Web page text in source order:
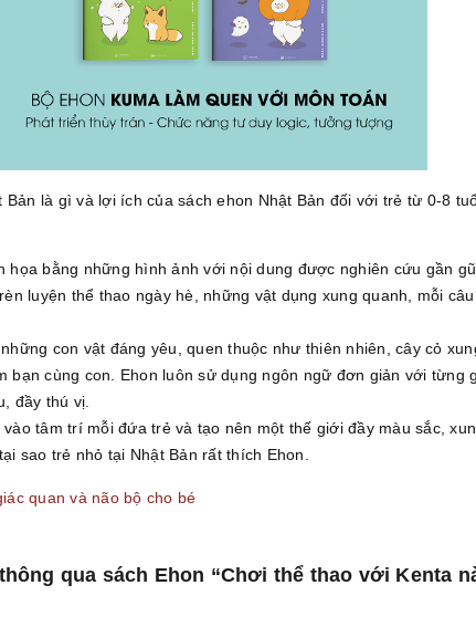
Bản là gì và lợi ích của sách ehon Nhật Bản đối với trẻ từ 0-8
họa bằng những hình ảnh với nội dung được nghiên cứu gần
luyện thể thao ngày hè, những vật dụng xung quanh, mỗi
con vật đáng yêu, quen thuộc như thiên nhiên, cây cỏ
bạn cùng con. Ehon luôn sử dụng ngôn ngữ đơn giản với từng
đầy thú vị.
tâm trí mỗi đứa trẻ và tạo nên một thế giới đầy màu sắc,
sao trẻ nhỏ tại Nhật Bản rất thích Ehon.
quan và não bộ cho bé
qua sách Ehon “Chơi thể thao với Kenta